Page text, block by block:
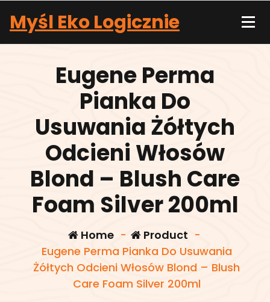
content
Myśl Eko Logicznie
Eugene Perma
Pianka Do
Usuwania Żółtych
Odcieni Włosów
Blond – Blush Care
Foam Silver 200ml
Home- Product -
Eugene Perma Pianka Do Usuwania
Żółtych Odcieni Włosów Blond – Blush
Care Foam Silver 200ml